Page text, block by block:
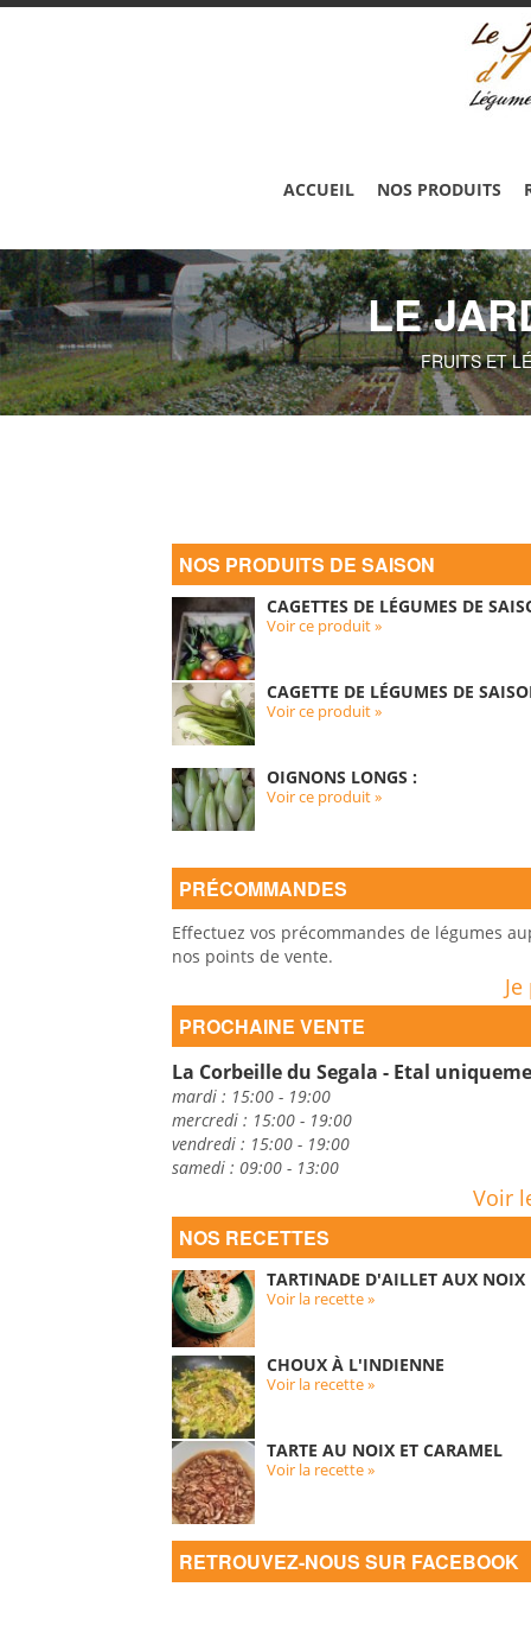
ACCUEIL NOS PRODUITS
LE
FRUITS ET
NOS PRODUITS DE SAISON
CAGETTES DE LÉGUMES DE
Voir ce produit »
CAGETTE DE LÉGUMES DE
Voir ce produit »
OIGNONS LONGS :
Voir ce produit »
PRÉCOMMANDES
Effectuez vos précommandes de légumes
nos points de vente.
PROCHAINE VENTE
La Corbeille du Segala - Etal
mardi : 15:00 - 19:00
mercredi : 15:00 - 19:00
vendredi : 15:00 - 19:00
samedi : 09:00 - 13:00
Voir
NOS RECETTES
TARTINADE D'AILLET AUX NOIX
Voir la recette »
CHOUX À L'INDIENNE
Voir la recette »
TARTE AU NOIX ET CARAMEL
Voir la recette »
RETROUVEZ-NOUS SUR FACEBOOK